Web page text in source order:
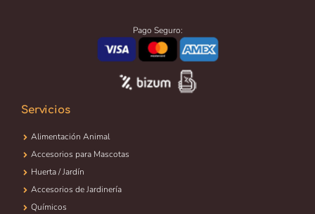
Pago Seguro:
Servicios
Alimentación Animal
Accesorios para Mascotas
Huerta / Jardín
Accesorios de Jardinería
Químicos